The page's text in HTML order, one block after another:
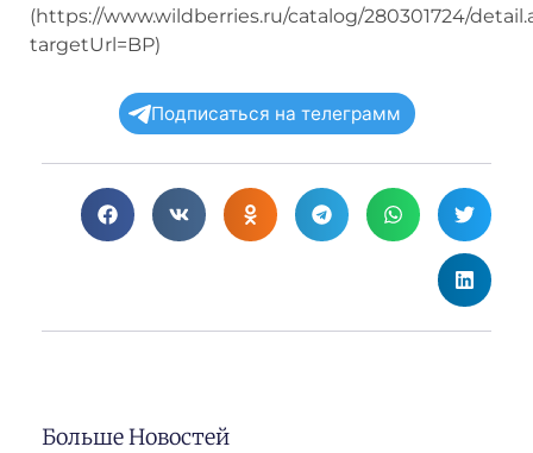
(https://www.wildberries.ru/catalog/280301724/
targetUrl=BP)
Подписаться на телеграмм
Больше Новостей